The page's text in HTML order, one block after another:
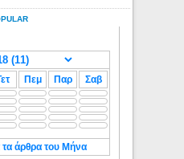
Πεμ Παρ Σαβ
τα άρθρα του Μήνα